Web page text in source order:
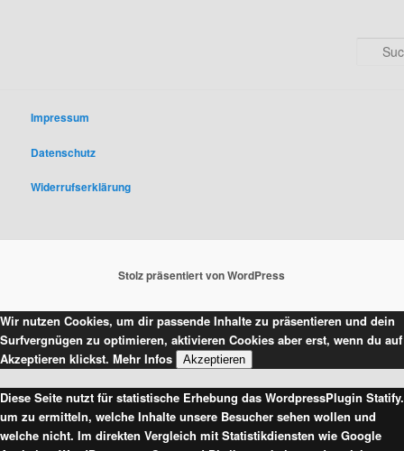
Impressum
Datenschutz
Widerrufserklärung
Stolz präsentiert von WordPress
Wir nutzen Cookies, um dir passende Inhalte zu präsentieren und dein
Surfvergnügen zu optimieren, aktivieren Cookies aber erst, wenn du auf
Akzeptieren klickst. Mehr Infos Akzeptieren
Diese Seite nutzt für statistische Erhebung das WordpressPlugin Statify.
um zu ermitteln, welche Inhalte unsere Besucher sehen wollen und
welche nicht. Im direkten Vergleich mit Statistikdiensten wie Google